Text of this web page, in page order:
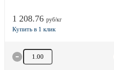
1 208.76 руб/кг
Количество товара